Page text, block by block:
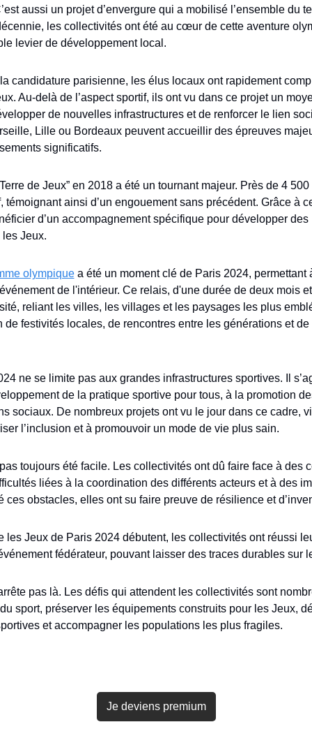
aussi un projet d’envergure qui a mobilisé l’ensemble du
les collectivités ont été au cœur de cette aventure
levier de développement local.
candidature parisienne, les élus locaux ont rapidement
Au-delà de l’aspect sportif, ils ont vu dans ce projet un
de nouvelles infrastructures et de renforcer le lien
Lille ou Bordeaux peuvent accueillir des épreuves
significatifs.
de Jeux” en 2018 a été un tournant majeur. Près de 4
témoignant ainsi d’un engouement sans précédent. Grâce à
d’un accompagnement spécifique pour développer des
Jeux.
olympique a été un moment clé de Paris 2024, permettant
de l'intérieur. Ce relais, d'une durée de deux mois
reliant les villes, les villages et les paysages les plus
de festivités locales, de rencontres entre les générations et
ne se limite pas aux grandes infrastructures sportives. Il
de la pratique sportive pour tous, à la promotion
sociaux. De nombreux projets ont vu le jour dans ce cadre,
l’inclusion et à promouvoir un mode de vie plus sain.
toujours été facile. Les collectivités ont dû faire face à des
liées à la coordination des différents acteurs et à des
ces obstacles, elles ont su faire preuve de résilience et
les Jeux de Paris 2024 débutent, les collectivités ont réussi
fédérateur, pouvant laisser des traces durables sur
pas là. Les défis qui attendent les collectivités sont
sport, préserver les équipements construits pour les Jeux,
et accompagner les populations les plus fragiles.
Je deviens premium